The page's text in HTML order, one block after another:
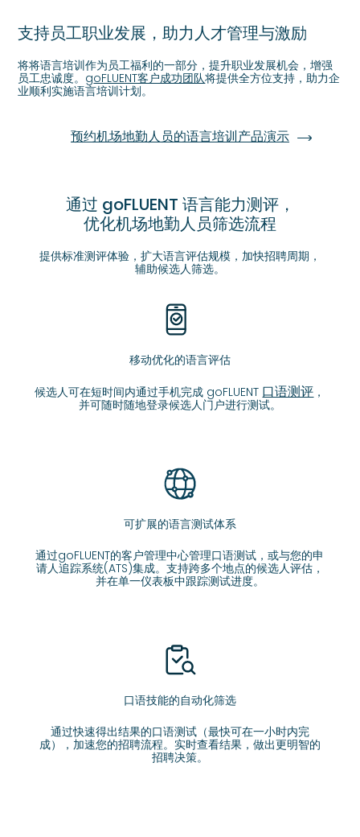
支持员工职业发展，助力人才管理与激励
将将语言培训作为员工福利的一部分，提升职业发展机会，增强
员工忠诚度。goFLUENT客户成功团队将提供全方位支持，助力企
业顺利实施语言培训计划。
预约机场地勤人员的语言培训产品演示
通过 goFLUENT 语言能力测评，
优化机场地勤人员筛选流程
提供标准测评体验，扩大语言评估规模，加快招聘周期，
辅助候选人筛选。
移动优化的语言评估
候选人可在短时间内通过手机完成 goFLUENT 口语测评 ，
并可随时随地登录候选人门户进行测试。
可扩展的语言测试体系
通过goFLUENT的客户管理中心管理口语测试，或与您的申
请人追踪系统(ATS)集成。支持跨多个地点的候选人评估，
并在单一仪表板中跟踪测试进度。
口语技能的自动化筛选
通过快速得出结果的口语测试（最快可在一小时内完
成），加速您的招聘流程。实时查看结果，做出更明智的
招聘决策。